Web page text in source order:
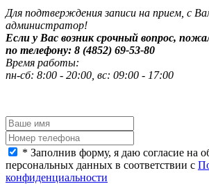
Для подтверждения записи на прием, с
администратор!
Если у Вас возник срочный вопрос,
по телефону: 8 (4852) 69-53-80
Время работы:
пн-сб: 8:00 - 20:00, вс: 09:00 - 17:00
* Заполнив форму, я даю согласие на
персональных данных в соответствии с
конфиденциальности